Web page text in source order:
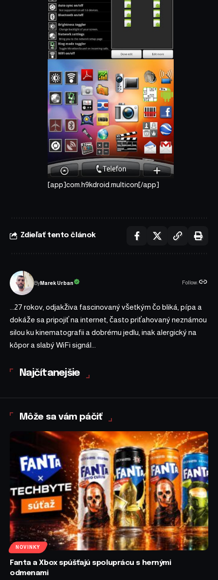
[app]com.h9kdroid.multicon[/app]
Zdieľať tento článok
ByMarek Urban Follow:
...27 rokov, odjakživa fascinovaný všetkým čo bliká, pípa a
dokáže sa pripojiť na internet, často priťahovaný neznámou
silou ku kinematografii a dobrému jedlu, inak alergický na
kôpor a slabý WiFi signál...
Najčítanejšie
Môže sa vám páčiť
NOVINKY
Fanta a Xbox spúšťajú spoluprácu s hernými
odmenami